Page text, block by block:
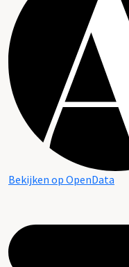
Bekijken op OpenData